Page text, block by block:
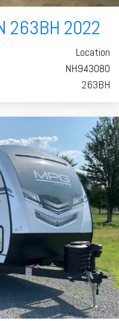
263BH 2022
Location
NH943080
263BH